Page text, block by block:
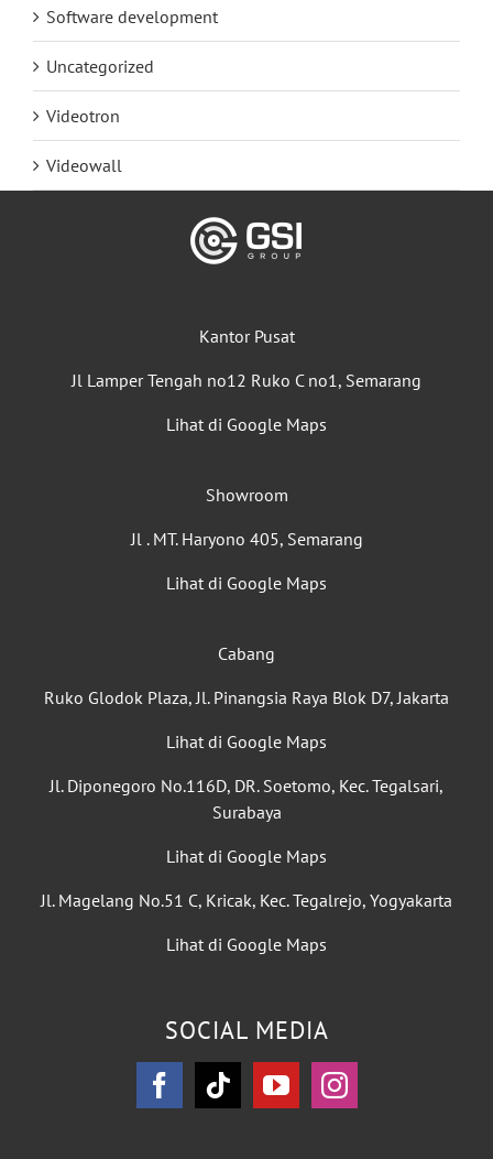
Software development
Uncategorized
Videotron
Videowall
Kantor Pusat
Jl Lamper Tengah no12 Ruko C no1, Semarang
Lihat di Google Maps
Showroom
Jl . MT. Haryono 405, Semarang
Lihat di Google Maps
Cabang
Ruko Glodok Plaza, Jl. Pinangsia Raya Blok D7, Jakarta
Lihat di Google Maps
Jl. Diponegoro No.116D, DR. Soetomo, Kec. Tegalsari,
Surabaya
Lihat di Google Maps
Jl. Magelang No.51 C, Kricak, Kec. Tegalrejo, Yogyakarta
Lihat di Google Maps
SOCIAL MEDIA